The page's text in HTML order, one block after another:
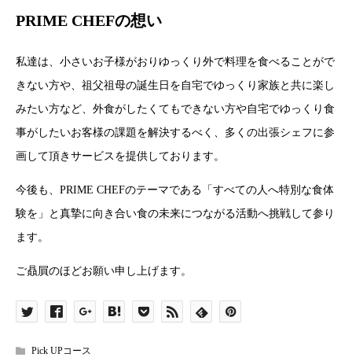
PRIME CHEFの想い
私達は、小さいお子様がおりゆっくり外で料理を食べることがで
きない方や、祖父祖母の誕生日を自宅でゆっくり家族と共に楽し
みたい方など、外食がしたくてもできない方や自宅でゆっくり食
事がしたいお客様の課題を解決するべく、多くの出張シェフに参
画して頂きサービスを提供しております。
今後も、PRIME CHEFのテーマである「すべての人へ特別な食体
験を」と真摯に向き合い食の未来につながる活動へ挑戦して参り
ます。
ご贔屓のほどお願い申し上げます。
Pick UPコース